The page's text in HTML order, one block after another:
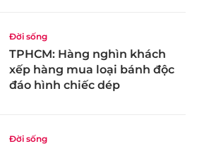
Đời sống
TPHCM: Hàng nghìn khách
xếp hàng mua loại bánh độc
đáo hình chiếc dép
Đời sống